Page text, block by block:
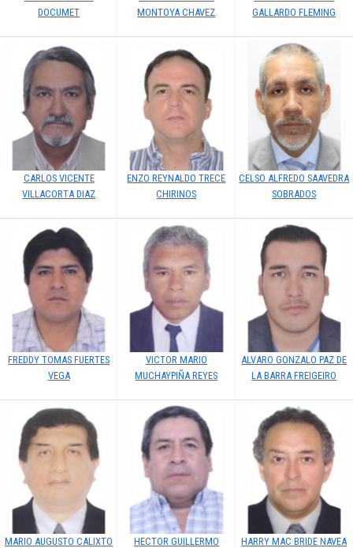
DOCUMET
MONTOYA CHAVEZ
GALLARDO FLEMING
CARLOS VICENTE
VILLACORTA DIAZ
ENZO REYNALDO TRECE
CHIRINOS
CELSO ALFREDO SAAVEDRA
SOBRADOS
FREDDY TOMAS FUERTES
VEGA
VICTOR MARIO
MUCHAYPIÑA REYES
ALVARO GONZALO PAZ DE
LA BARRA FREIGEIRO
MARIO AUGUSTO CALIXTO
HECTOR GUILLERMO
HARRY MAC BRIDE NAVEA